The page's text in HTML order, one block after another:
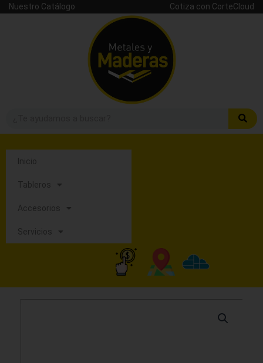
Nuestro Catálogo Cotiza con CorteCloud
Inicio
Tableros
Accesorios
Servicios